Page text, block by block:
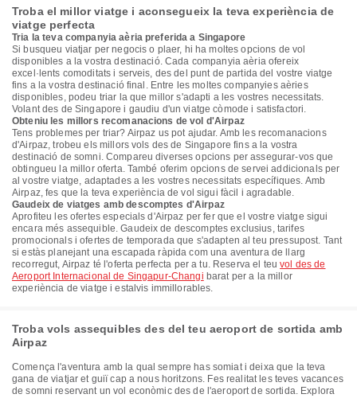
Troba el millor viatge i aconsegueix la teva experiència de
viatge perfecta
Tria la teva companyia aèria preferida a Singapore
Si busqueu viatjar per negocis o plaer, hi ha moltes opcions de vol
disponibles a la vostra destinació. Cada companyia aèria ofereix
excel·lents comoditats i serveis, des del punt de partida del vostre viatge
fins a la vostra destinació final. Entre les moltes companyies aèries
disponibles, podeu triar la que millor s'adapti a les vostres necessitats.
Volant des de Singapore i gaudiu d'un viatge còmode i satisfactori.
Obteniu les millors recomanacions de vol d'Airpaz
Tens problemes per triar? Airpaz us pot ajudar. Amb les recomanacions
d'Airpaz, trobeu els millors vols des de Singapore fins a la vostra
destinació de somni. Compareu diverses opcions per assegurar-vos que
obtingueu la millor oferta. També oferim opcions de servei addicionals per
al vostre viatge, adaptades a les vostres necessitats específiques. Amb
Airpaz, fes que la teva experiència de vol sigui fàcil i agradable.
Gaudeix de viatges amb descomptes d'Airpaz
Aprofiteu les ofertes especials d'Airpaz per fer que el vostre viatge sigui
encara més assequible. Gaudeix de descomptes exclusius, tarifes
promocionals i ofertes de temporada que s'adapten al teu pressupost. Tant
si estàs planejant una escapada ràpida com una aventura de llarg
recorregut, Airpaz té l'oferta perfecta per a tu. Reserva el teuvol des de
Aeroport Internacional de Singapur-Changi barat per a la millor
experiència de viatge i estalvis immillorables.
Troba vols assequibles des del teu aeroport de sortida amb
Airpaz
Comença l'aventura amb la qual sempre has somiat i deixa que la teva
gana de viatjar et guiï cap a nous horitzons. Fes realitat les teves vacances
de somni reservant un vol econòmic des de l'aeroport de sortida. Explora